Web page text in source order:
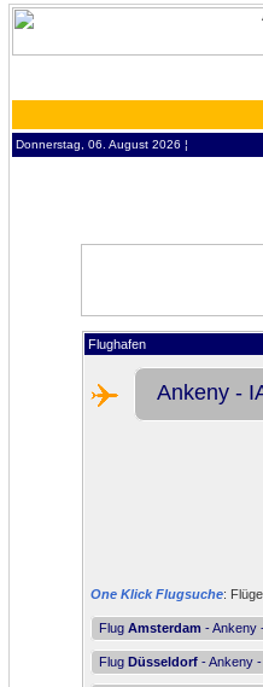
Donnerstag, 06. August 2026 ¦
Flughafen
Ankeny -
One Klick Flugsuche:
Flug Amsterdam - Ankeny
Flug Düsseldorf - Ankeny